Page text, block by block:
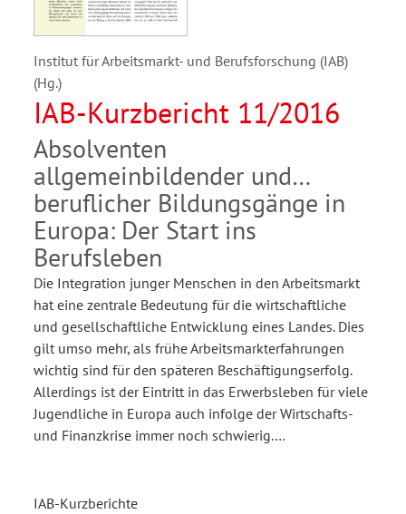
Institut für Arbeitsmarkt- und Berufsforschung (IAB)
(Hg.)
IAB-Kurzbericht 11/2016
Absolventen
allgemeinbildender und
beruflicher Bildungsgänge in
Europa: Der Start ins
Berufsleben
Die Integration junger Menschen in den Arbeitsmarkt
hat eine zentrale Bedeutung für die wirtschaftliche
und gesellschaftliche Entwicklung eines Landes. Dies
gilt umso mehr, als frühe Arbeitsmarkterfahrungen
wichtig sind für den späteren Beschäftigungserfolg.
Allerdings ist der Eintritt in das Erwerbsleben für viele
Jugendliche in Europa auch infolge der Wirtschafts-
und Finanzkrise immer noch schwierig.…
IAB-Kurzberichte